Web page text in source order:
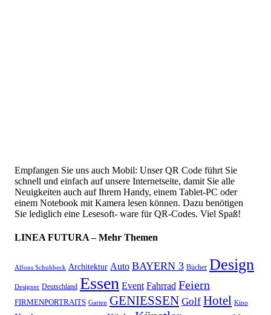
Empfangen Sie uns auch Mobil: Unser QR Code führt Sie
schnell und einfach auf unsere Internetseite, damit Sie alle
Neuigkeiten auch auf Ihrem Handy, einem Tablet-PC oder
einem Notebook mit Kamera lesen können. Dazu benötigen
Sie lediglich eine Lesesoft- ware für QR-Codes. Viel Spaß!
LINEA FUTURA – Mehr Themen
Alfons Schuhbeck Architektur Auto BAYERN 3 Bücher Design
Designer Deutschland Essen Event Fahrrad Feiern
FIRMENPORTRAITS Garten GENIESSEN Golf Hotel Kino